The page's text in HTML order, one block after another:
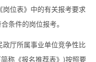
位表》中的有关报考要求
条件的岗位报考。
厅所属事业单位竞争性比
称《报名推荐表》)按照要